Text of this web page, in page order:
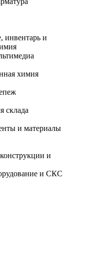
инвентарь и
химия
склада
и материалы
и
и СКС